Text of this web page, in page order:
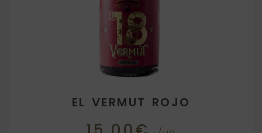
EL VERMUT ROJO